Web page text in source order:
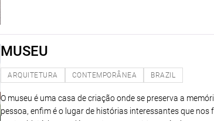
MUSEU
ARQUITETURA CONTEMPORÂNEA BRAZIL
O museu é uma casa de criação onde se preserva a
pessoa, enfim é o lugar de histórias interessantes que nos